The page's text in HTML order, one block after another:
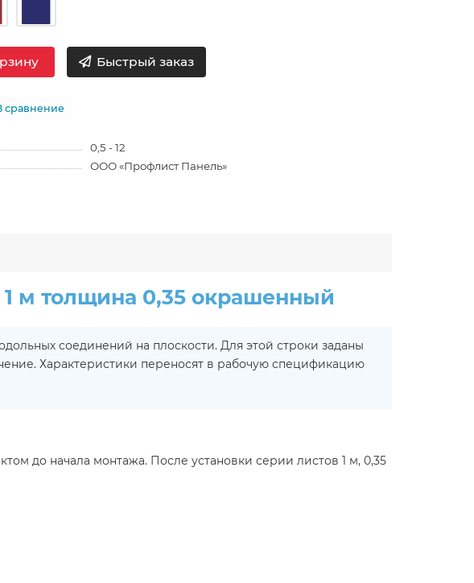
Быстрый заказ
сравнение
0,5 - 12
ООО «Профлист Панель»
м толщина 0,35 окрашенный
соединений на плоскости. Для этой строки заданы
Характеристики переносят в рабочую спецификацию
до начала монтажа. После установки серии листов 1 м, 0,35